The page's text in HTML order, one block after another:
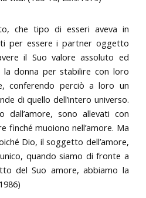
che tipo di esseri aveva in
per essere i partner oggetto
il Suo valore assoluto ed
la donna per stabilire con loro
conferendo perciò a loro un
di quello dell’intero universo.
dall’amore, sono allevati con
finché muoiono nell’amore. Ma
Dio, il soggetto dell’amore,
quando siamo di fronte a
del Suo amore, abbiamo la